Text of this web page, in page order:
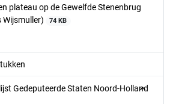
plateau op de Gewelfde Stenenbrug
Wijsmuller)
74 KB
Gedeputeerde Staten Noord-Holland